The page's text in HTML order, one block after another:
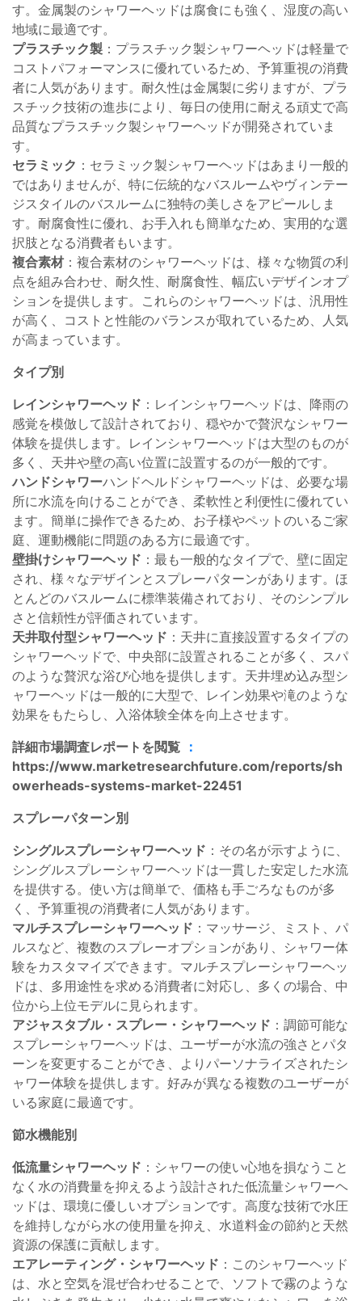
す。金属製のシャワーヘッドは腐食にも強く、湿度の高い
地域に最適です。
プラスチック製 ：プラスチック製シャワーヘッドは軽量で
コストパフォーマンスに優れているため、予算重視の消費
者に人気があります。耐久性は金属製に劣りますが、プラ
スチック技術の進歩により、毎日の使用に耐える頑丈で高
品質なプラスチック製シャワーヘッドが開発されていま
す。
セラミック ：セラミック製シャワーヘッドはあまり一般的
ではありませんが、特に伝統的なバスルームやヴィンテー
ジスタイルのバスルームに独特の美しさをアピールしま
す。耐腐食性に優れ、お手入れも簡単なため、実用的な選
択肢となる消費者もいます。
複合素材：複合素材のシャワーヘッドは、様々な物質の利
点を組み合わせ、耐久性、耐腐食性、幅広いデザインオプ
ションを提供します。これらのシャワーヘッドは、汎用性
が高く、コストと性能のバランスが取れているため、人気
が高まっています。
タイプ別
レインシャワーヘッド ：レインシャワーヘッドは、降雨の
感覚を模倣して設計されており、穏やかで贅沢なシャワー
体験を提供します。レインシャワーヘッドは大型のものが
多く、天井や壁の高い位置に設置するのが一般的です。
ハンドシャワーハンドヘルドシャワーヘッドは、必要な場
所に水流を向けることができ、柔軟性と利便性に優れてい
ます。簡単に操作できるため、お子様やペットのいるご家
庭、運動機能に問題のある方に最適です。
壁掛けシャワーヘッド ：最も一般的なタイプで、壁に固定
され、様々なデザインとスプレーパターンがあります。ほ
とんどのバスルームに標準装備されており、そのシンプル
さと信頼性が評価されています。
天井取付型シャワーヘッド ：天井に直接設置するタイプの
シャワーヘッドで、中央部に設置されることが多く、スパ
のような贅沢な浴び心地を提供します。天井埋め込み型シ
ャワーヘッドは一般的に大型で、レイン効果や滝のような
効果をもたらし、入浴体験全体を向上させます。
詳細市場調査レポートを閲覧 ：
https://www.marketresearchfuture.com/reports/sh
owerheads-systems-market-22451
スプレーパターン別
シングルスプレーシャワーヘッド ：その名が示すように、
シングルスプレーシャワーヘッドは一貫した安定した水流
を提供する。使い方は簡単で、価格も手ごろなものが多
く、予算重視の消費者に人気があります。
マルチスプレーシャワーヘッド ：マッサージ、ミスト、パ
ルスなど、複数のスプレーオプションがあり、シャワー体
験をカスタマイズできます。マルチスプレーシャワーヘッ
ドは、多用途性を求める消費者に対応し、多くの場合、中
位から上位モデルに見られます。
アジャスタブル・スプレー・シャワーヘッド ：調節可能な
スプレーシャワーヘッドは、ユーザーが水流の強さとパタ
ーンを変更することができ、よりパーソナライズされたシ
ャワー体験を提供します。好みが異なる複数のユーザーが
いる家庭に最適です。
節水機能別
低流量シャワーヘッド ：シャワーの使い心地を損なうこと
なく水の消費量を抑えるよう設計された低流量シャワーヘ
ッドは、環境に優しいオプションです。高度な技術で水圧
を維持しながら水の使用量を抑え、水道料金の節約と天然
資源の保護に貢献します。
エアレーティング・シャワーヘッド ：このシャワーヘッド
は、水と空気を混ぜ合わせることで、ソフトで霧のような